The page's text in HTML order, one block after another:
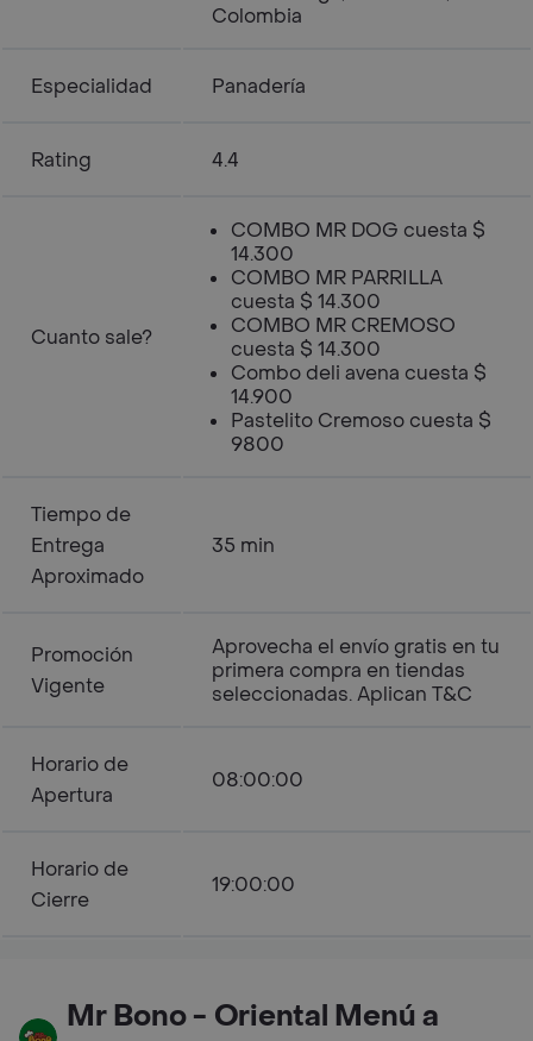
Colombia
Especialidad Panadería
Rating 4.4
Cuanto sale?
COMBO MR DOG cuesta $
14.300
COMBO MR PARRILLA
cuesta $ 14.300
COMBO MR CREMOSO
cuesta $ 14.300
Combo deli avena cuesta $
14.900
Pastelito Cremoso cuesta $
9800
Tiempo de
Entrega
Aproximado
35 min
Promoción
Vigente
Aprovecha el envío gratis en tu
primera compra en tiendas
seleccionadas. Aplican T&C
Horario de
Apertura
08:00:00
Horario de
Cierre
19:00:00
Mr Bono - Oriental Menú a